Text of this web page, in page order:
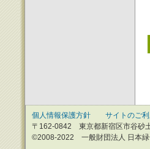
個人情報保護方針
サイトのご
〒162-0842 東京都新宿区市谷砂
©2008-2022 一般財団法人 日本緑